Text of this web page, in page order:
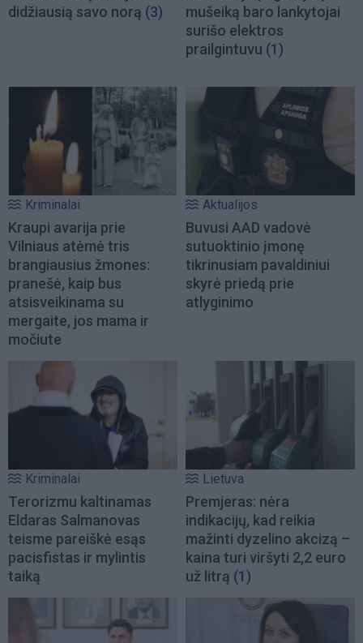
didžiausią savo norą (3)
mušeiką baro lankytojai
surišo elektros
prailgintuvu (1)
Kriminalai
Kraupi avarija prie
Vilniaus atėmė tris
brangiausius žmones:
pranešė, kaip bus
atsisveikinama su
mergaite, jos mama ir
močiute
Aktualijos
Buvusi AAD vadovė
sutuoktinio įmonę
tikrinusiam pavaldiniui
skyrė priedą prie
atlyginimo
Kriminalai
Terorizmu kaltinamas
Eldaras Salmanovas
teisme pareiškė esąs
pacisfistas ir mylintis
taiką
Lietuva
Premjeras: nėra
indikacijų, kad reikia
mažinti dyzelino akcizą –
kaina turi viršyti 2,2 euro
už litrą (1)